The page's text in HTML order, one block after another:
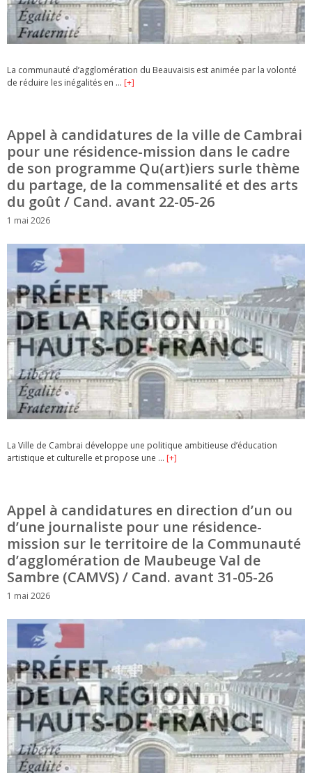
La communauté d’agglomération du Beauvaisis est animée par la volonté
de réduire les inégalités en … [+]
Appel à candidatures de la ville de Cambrai
pour une résidence-mission dans le cadre
de son programme Qu(art)iers surle thème
du partage, de la commensalité et des arts
du goût / Cand. avant 22-05-26
1 mai 2026
La Ville de Cambrai développe une politique ambitieuse d’éducation
artistique et culturelle et propose une … [+]
Appel à candidatures en direction d’un ou
d’une journaliste pour une résidence-
mission sur le territoire de la Communauté
d’agglomération de Maubeuge Val de
Sambre (CAMVS) / Cand. avant 31-05-26
1 mai 2026